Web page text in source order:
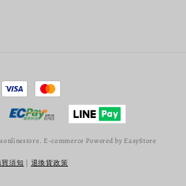
E-commerce Powered by EasyStore
買須知 | 退換貨政策